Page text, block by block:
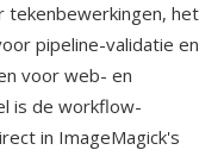
tekenbewerkingen, het
pipeline-validatie en
voor web- en
is de workflow-
in ImageMagick's